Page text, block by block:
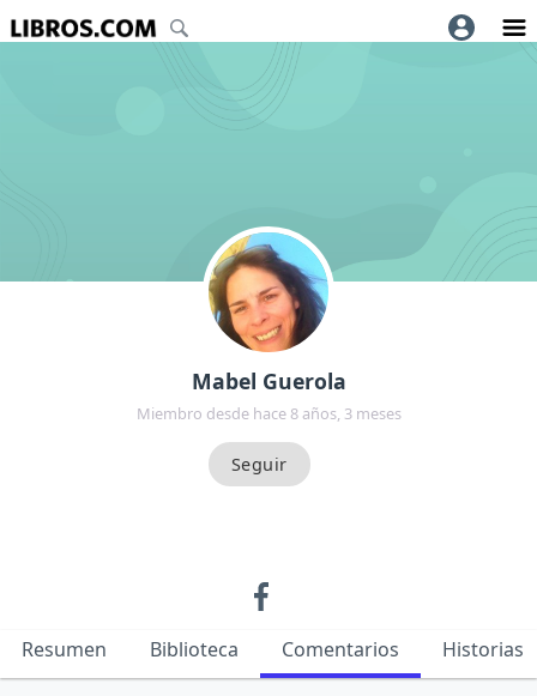
Mabel Guerola
Miembro desde hace 8 años, 3 meses
Resumen Biblioteca Comentarios Historias